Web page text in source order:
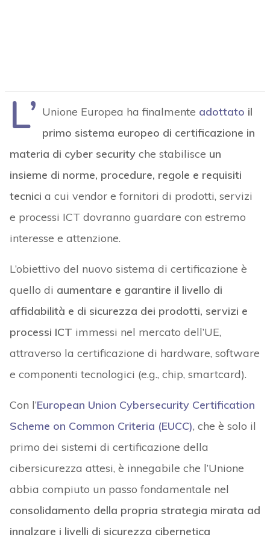
L’ Unione Europea ha finalmente adottato il
primo sistema europeo di certificazione in
materia di cyber securityche stabilisce un
insieme di norme, procedure, regole e requisiti
tecnici a cui vendor e fornitori di prodotti, servizi
e processi ICT dovranno guardare con estremo
interesse e attenzione.
L’obiettivo del nuovo sistema di certificazione è
quello di aumentare e garantire il livello di
affidabilità e di sicurezza dei prodotti, servizi e
processi ICT immessi nel mercato dell’UE,
attraverso la certificazione di hardware, software
e componenti tecnologici (e.g., chip, smartcard).
Con l’European Union Cybersecurity Certification
Scheme on Common Criteria (EUCC), che è solo il
primo dei sistemi di certificazione della
cibersicurezza attesi, è innegabile che l’Unione
abbia compiuto un passo fondamentale nel
consolidamento della propria strategia mirata ad
innalzare i livelli di sicurezza cibernetica